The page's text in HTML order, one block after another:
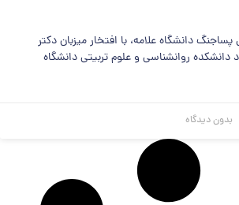
دانشگاه علامه، با افتخار میزبان دکتر
روانشناسی و علوم تربیتی دانشگاه
دیدگاه